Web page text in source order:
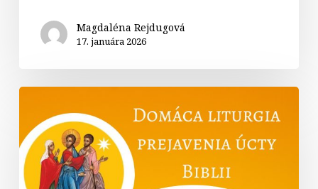
Magdaléna Rejdugová
17. januára 2026
liturgia
prejavenia
úcty
Biblii